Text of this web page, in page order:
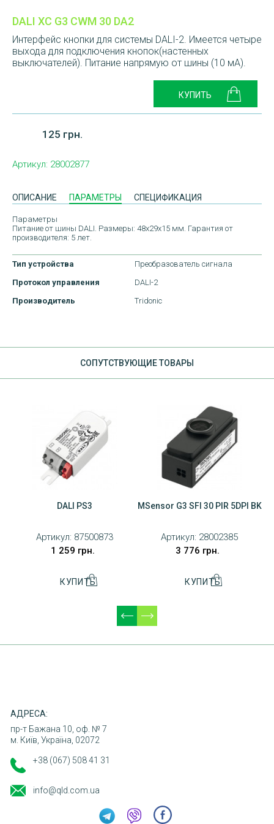
DALI XC G3 CWM 30 DA2
Интерфейс кнопки для системы DALI-2. Имеется четыре
выхода для подключения кнопок(настенных
выключателей). Питание напрямую от шины (10 мА).
125 грн.
Артикул: 28002877
ОПИСАНИЕ ПАРАМЕТРЫ СПЕЦИФИКАЦИЯ
Параметры
Питание от шины DALI. Размеры: 48x29x15 мм. Гарантия от
производителя: 5 лет.
Тип устройства
Преобразователь сигнала
Протокол управления
DALI-2
Производитель
Tridonic
CОПУТСТВУЮЩИЕ ТОВАРЫ
DALI PS3
Артикул: 87500873
1 259 грн.
MSensor G3 SFI 30 PIR 5DPI BK
Артикул: 28002385
3 776 грн.
ОПЛАТА
АДРЕСА:
пр-т Бажана 10, оф. № 7
м. Київ, Україна, 02072
+38 (067) 508 41 31
info@qld.com.ua